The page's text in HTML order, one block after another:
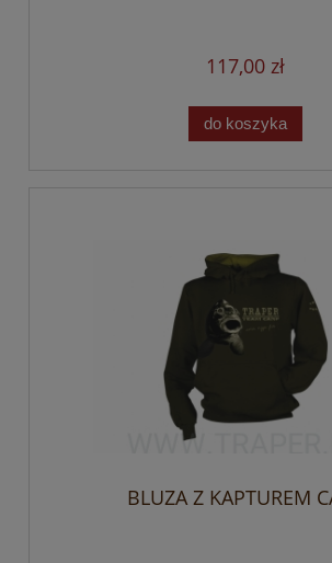
117,00 zł
do koszyka
BLUZA Z KAPTUREM